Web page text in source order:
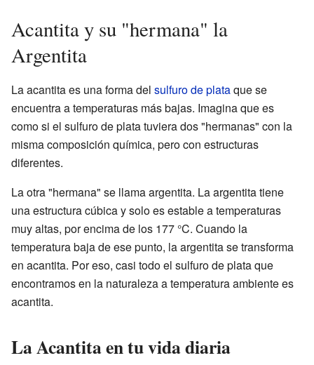
Acantita y su "hermana" la
Argentita
La acantita es una forma del sulfuro de plataque se
encuentra a temperaturas más bajas. Imagina que es
como si el sulfuro de plata tuviera dos "hermanas" con la
misma composición química, pero con estructuras
diferentes.
La otra "hermana" se llama argentita. La argentita tiene
una estructura cúbica y solo es estable a temperaturas
muy altas, por encima de los 177 °C. Cuando la
temperatura baja de ese punto, la argentita se transforma
en acantita. Por eso, casi todo el sulfuro de plata que
encontramos en la naturaleza a temperatura ambiente es
acantita.
La Acantita en tu vida diaria